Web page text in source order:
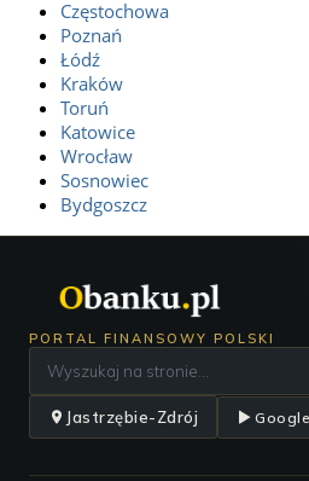
Częstochowa
Poznań
Łódź
Kraków
Toruń
Katowice
Wrocław
Sosnowiec
Bydgoszcz
PORTAL FINANSOWY POLSKI
Jastrzębie-Zdrój